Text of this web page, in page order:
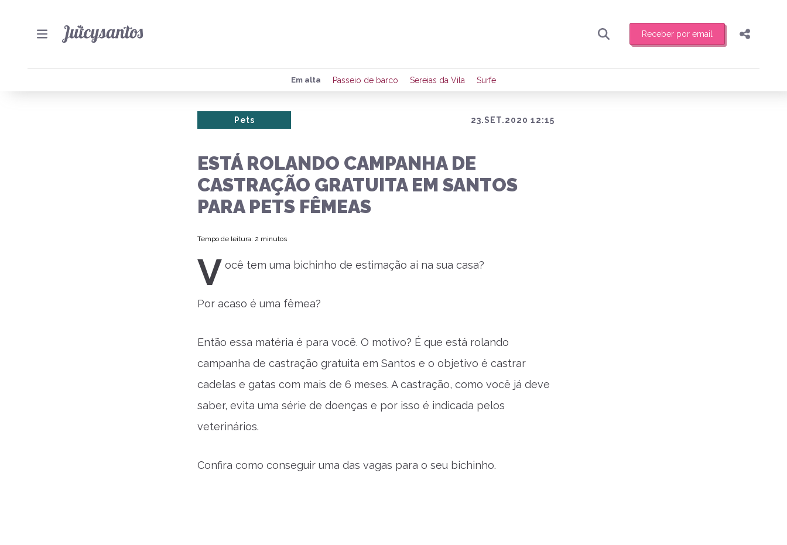
Receber por email
Preencha seus dados para receber toda sexta-feira de manhã o resumo
de eventos e notícias da região.
Compartilhar
Em alta Passeio de barco Sereias da Vila Surfe
23.SET.2020 12:15
Pets
ESTÁ ROLANDO CAMPANHA DE
CASTRAÇÃO GRATUITA EM SANTOS
PARA PETS FÊMEAS
Tempo de leitura: 2 minutos
V ocê tem uma bichinho de estimação ai na sua casa?
Por acaso é uma fêmea?
Então essa matéria é para você. O motivo? É que está rolando
campanha de castração gratuita em Santos e o objetivo é castrar
cadelas e gatas com mais de 6 meses. A castração, como você já deve
saber, evita uma série de doenças e por isso é indicada pelos
veterinários.
Confira como conseguir uma das vagas para o seu bichinho.